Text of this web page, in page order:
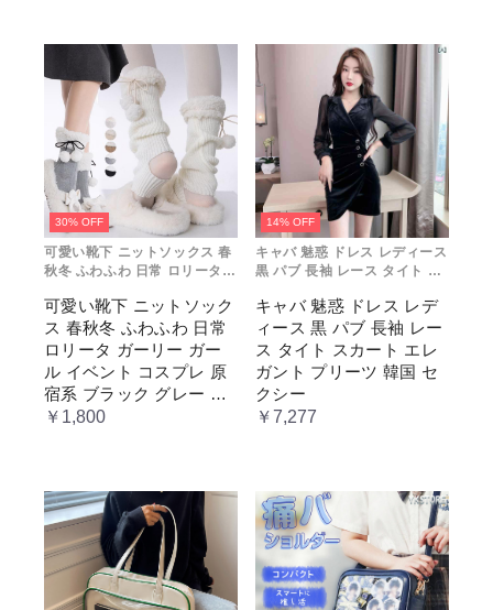
30% OFF
可愛い靴下 ニットソックス 春
秋冬 ふわふわ 日常 ロリータ
プレ 原宿系 ブラック グレー
ベージュ cm067t2t2x1 ホワ
イト
可愛い靴下 ニットソック
ス 春秋冬 ふわふわ 日常
ロリータ ガーリー ガー
ル イベント コスプレ 原
宿系 ブラック グレー ベ
ージュ cm067t2t2x1 ホワ
￥1,800
14% OFF
キャバ 魅惑 ドレス レディース
黒 パブ 長袖 レース タイト ス
国 セクシー
キャバ 魅惑 ドレス レデ
ィース 黒 パブ 長袖 レー
ス タイト スカート エレ
ガント プリーツ 韓国 セ
クシー
￥7,277